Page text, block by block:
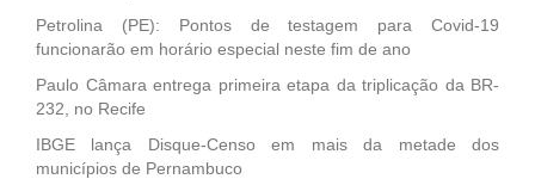
Petrolina (PE): Pontos de testagem para Covid-19
funcionarão em horário especial neste fim de ano
Paulo Câmara entrega primeira etapa da triplicação da BR-
232, no Recife
IBGE lança Disque-Censo em mais da metade dos
municípios de Pernambuco